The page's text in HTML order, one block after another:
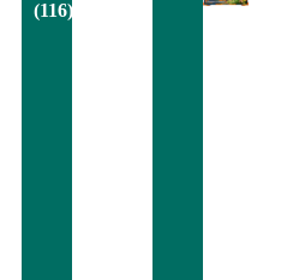
(116)